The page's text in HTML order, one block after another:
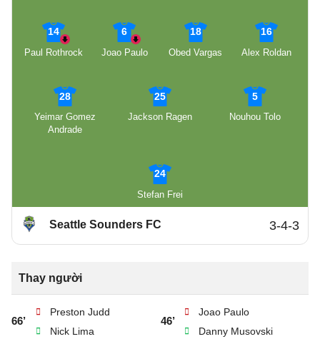
14
Paul Rothrock
6
Joao Paulo
18
Obed Vargas
16
Alex Roldan
28
Yeimar Gomez
Andrade
25
Jackson Ragen
5
Nouhou Tolo
24
Stefan Frei
Seattle Sounders FC 3-4-3
Thay người
66’
Preston Judd
Nick Lima
46’
Joao Paulo
Danny Musovski